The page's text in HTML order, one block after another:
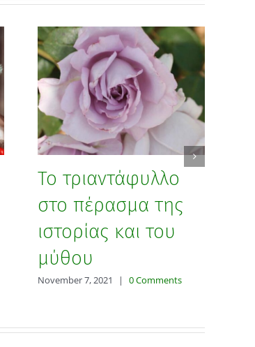
Το τριαντάφυλλο
στο πέρασμα της
ιστορίας και του
μύθου
November 7, 2021 | 0 Comments